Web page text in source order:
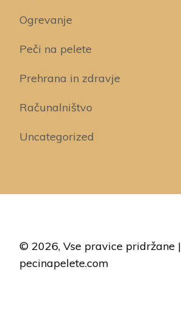
Ogrevanje
Peči na pelete
Prehrana in zdravje
Računalništvo
Uncategorized
© 2026, Vse pravice pridržane |
pecinapelete.com